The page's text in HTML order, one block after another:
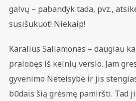
galvų – pabandyk tada, pvz.,
susišukuot! Niekaip!
Karalius Saliamonas – daugiau
pralobęs iš kelnių verslo. Jam
gyvenimo Neteisybė ir jis
būdais šią grėsmę pamiršti. Tad